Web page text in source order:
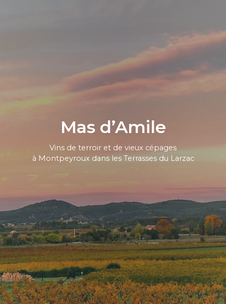
Mas d’Amile
Vins de terroir et de vieux cépages
à Montpeyroux dans les Terrasses du Larzac